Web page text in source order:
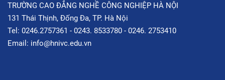
TRƯỜNG CAO ĐẲNG NGHỀ CÔNG NGHIỆP HÀ NỘI
131 Thái Thịnh, Đống Đa, TP. Hà Nội
Tel: 0246.2757361 - 0243. 8533780 - 0246. 2753410
Email: info@hnivc.edu.vn